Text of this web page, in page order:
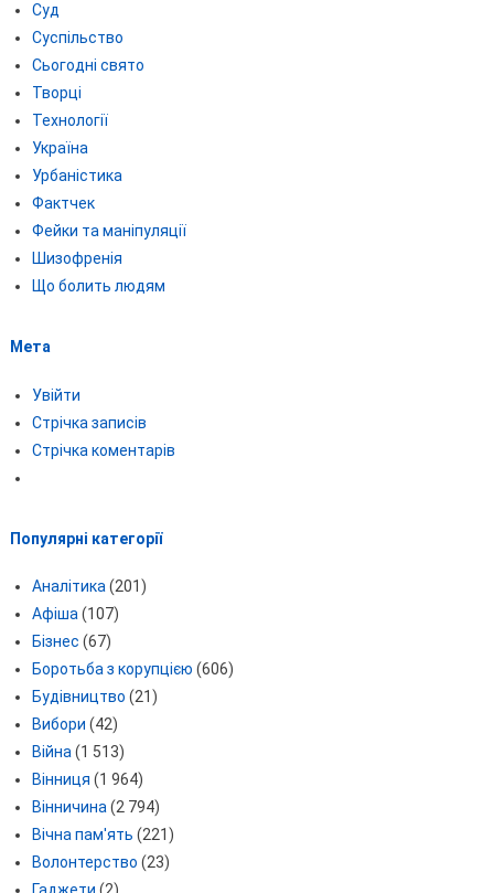
Суд
Суспільство
Сьогодні свято
Творці
Технології
Україна
Урбаністика
Фактчек
Фейки та маніпуляції
Шизофренія
Що болить людям
Мета
Увійти
Стрічка записів
Стрічка коментарів
Популярні категорії
Аналітика(201)
Афіша(107)
Бізнес (67)
Боротьба з корупцією (606)
Будівництво (21)
Вибори (42)
Війна(1 513)
Вінниця (1 964)
Вінничина(2 794)
Вічна пам'ять (221)
Волонтерство (23)